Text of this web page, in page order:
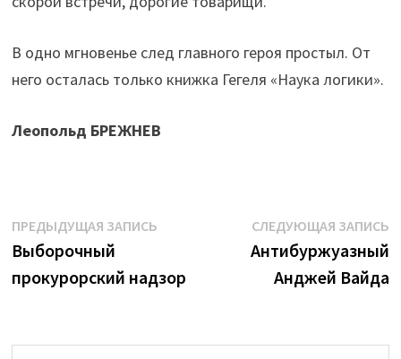
В одно мгновенье след главного героя простыл. От
него осталась только книжка Гегеля «Наука логики».
Леопольд БРЕЖНЕВ
Навигация
по
записям
ПРЕДЫДУЩАЯ ЗАПИСЬПредыдущая
Выборочный
прокурорский надзор
СЛЕДУЮЩАЯ ЗАПИСЬ
Антибуржуазный
Анджей Вайда